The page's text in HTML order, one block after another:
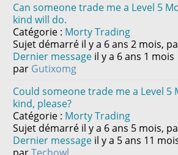
Can someone trade me a Level 5
kind will do.
Catégorie : Morty Trading
Sujet démarré il y a 6 ans 2 mois,
Dernier message il y a 6 ans 1 mois
par Gutixomg
Could someone trade me a Level
kind, please?
Catégorie : Morty Trading
Sujet démarré il y a 6 ans 5 mois,
Dernier message il y a 5 ans 11